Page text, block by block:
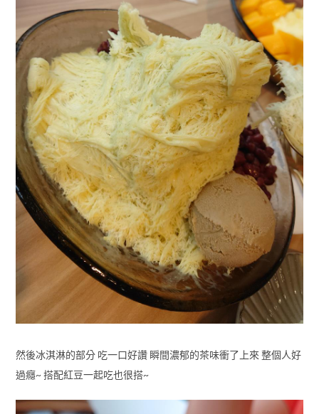
然後冰淇淋的部分 吃一口好讚 瞬間濃郁的茶味衝了上來 整個人好
過癮~ 搭配紅豆一起吃也很搭~